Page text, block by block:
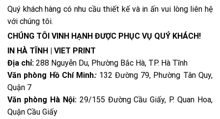
Quý khách hàng có nhu cầu thiết kế và in ấn vui lòng liên hệ
với chúng tôi.
CHÚNG TÔI VINH HẠNH ĐƯỢC PHỤC VỤ QUÝ KHÁCH!
IN HÀ TĨNH | VIET PRINT
Địa chỉ: 288 Nguyễn Du, Phường Bắc Hà, TP. Hà Tĩnh
Văn phòng Hồ Chí Minh:132 Đường 79, Phường Tân Quy,
Quận 7
Văn phòng Hà Nội:29/155 Đường Cầu Giấy, P. Quan Hoa,
Quận Cầu Giấy